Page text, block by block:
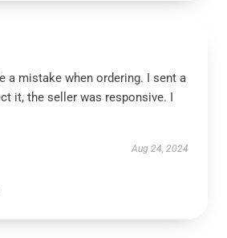
a mistake when ordering. I sent a
it, the seller was responsive. I
Aug 24, 2024